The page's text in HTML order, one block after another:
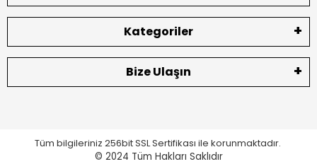
Kategoriler
Bize Ulaşın
Tüm bilgileriniz 256bit SSL Sertifikası ile korunmaktadır.
© 2024 Tüm Hakları Saklıdır